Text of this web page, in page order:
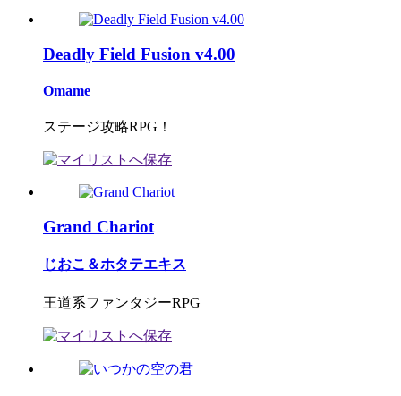
Deadly Field Fusion v4.00
Omame
ステージ攻略RPG！
Grand Chariot
じおこ＆ホタテエキス
王道系ファンタジーRPG